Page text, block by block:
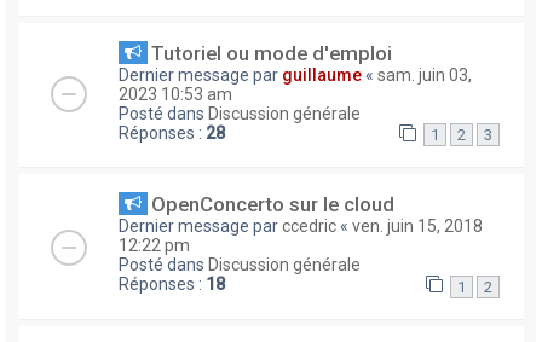
Tutoriel ou mode d'emploi
Dernier message par guillaume « sam. juin 03,
2023 10:53 am
Posté dans Discussion générale
Réponses : 28 1 2 3
OpenConcerto sur le cloud
Dernier message parccedric « ven. juin 15, 2018
12:22 pm
Posté dans Discussion générale
Réponses : 18 1 2